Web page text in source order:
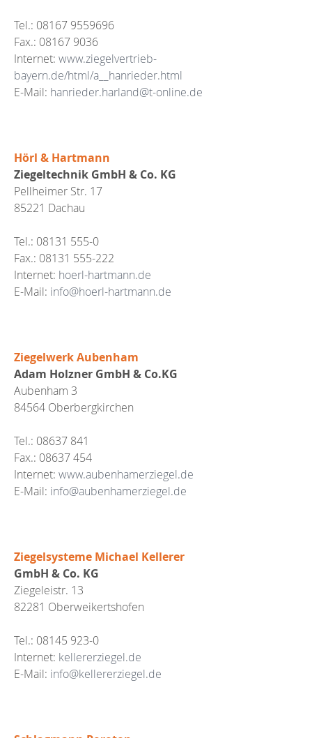
Tel.: 08167 9559696
Fax.: 08167 9036
Internet: www.ziegelvertrieb-
bayern.de/html/a__hanrieder.html
E-Mail: hanrieder.harland@t-online.de
Hörl & Hartmann
Ziegeltechnik GmbH & Co. KG
Pellheimer Str. 17
85221 Dachau
Tel.: 08131 555-0
Fax.: 08131 555-222
Internet: hoerl-hartmann.de
E-Mail: info@hoerl-hartmann.de
Ziegelwerk Aubenham
Adam Holzner GmbH & Co.KG
Aubenham 3
84564 Oberbergkirchen
Tel.: 08637 841
Fax.: 08637 454
Internet: www.aubenhamerziegel.de
E-Mail: info@aubenhamerziegel.de
Ziegelsysteme Michael Kellerer
GmbH & Co. KG
Ziegeleistr. 13
82281 Oberweikertshofen
Tel.: 08145 923-0
Internet: kellererziegel.de
E-Mail: info@kellererziegel.de